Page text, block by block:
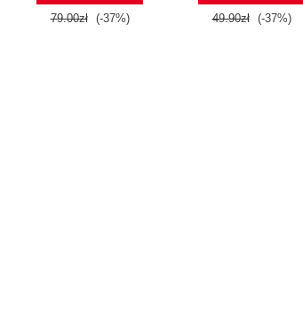
79.00zł (-37%) 49.90zł (-37%)